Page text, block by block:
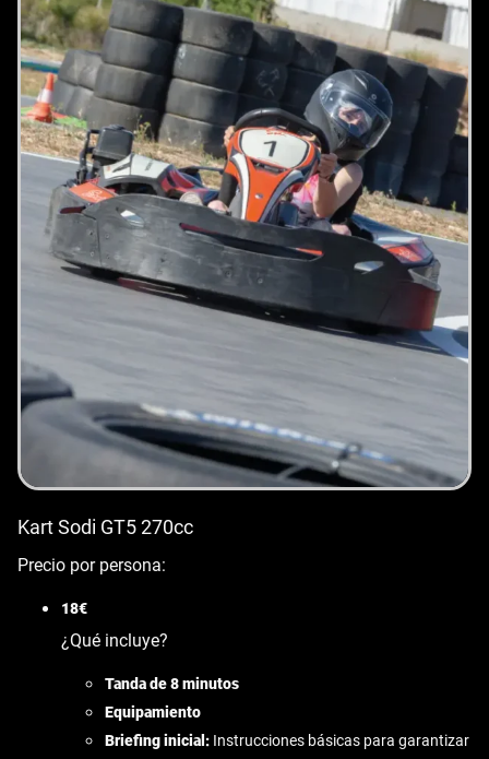
Kart Sodi GT5 270cc
Precio por persona:
18€
¿Qué incluye?
Tanda de 8 minutos
Equipamiento
Briefing inicial: Instrucciones básicas para garantizar